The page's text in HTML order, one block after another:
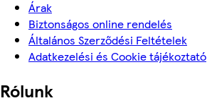
Árak
Biztonságos online rendelés
Általános Szerződési Feltételek
Adatkezelési és Cookie tájékoztató
Rólunk